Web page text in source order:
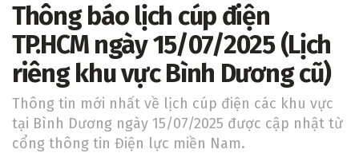
Thông báo lịch cúp điện
TP.HCM ngày 15/07/2025 (Lịch
riêng khu vực Bình Dương cũ)
Thông tin mới nhất về lịch cúp điện các khu vực
tại Bình Dương ngày 15/07/2025 được cập nhật từ
cổng thông tin Điện lực miền Nam.